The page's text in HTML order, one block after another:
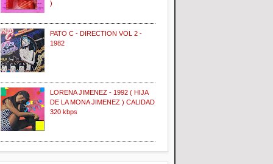
)
PATO C - DIRECTION VOL 2 -
1982
LORENA JIMENEZ - 1992 ( HIJA
DE LA MONA JIMENEZ ) CALIDAD
320 kbps